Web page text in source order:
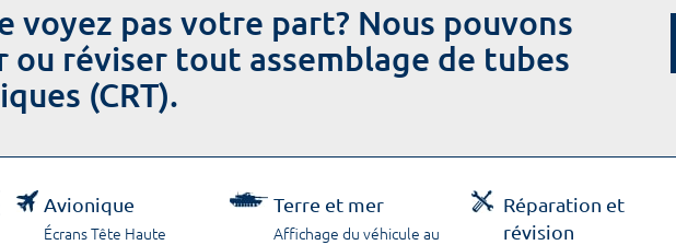
voyez pas votre part? Nous pouvons
ou réviser tout assemblage de tubes
(CRT).
Avionique
Écrans Tête Haute
Terre et mer
Affichage du véhicule au
Réparation et
révision